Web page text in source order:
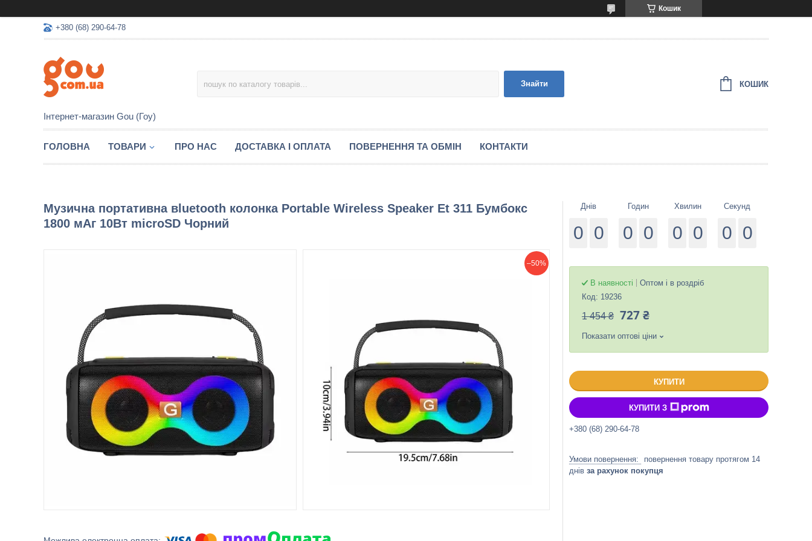
Кошик
+380 (68) 290-64-78
Інтернет-магазин Gou (Гоу)
Знайти КОШИК
ГОЛОВНА ТОВАРИ ПРО НАС ДОСТАВКА І ОПЛАТА ПОВЕРНЕННЯ ТА ОБМІН КОНТАКТИ
Музична портативна вluetooth колонка Portable Wireless Speaker Et 311 Бумбокс
1800 мАг 10Вт microSD Чорний
–50%
Днів
0 0
Годин
0 0
Хвилин
0 0
Секунд
0 0
В наявності
Оптом і в роздріб
Код: 19236
1 454 ₴ 727 ₴
Показати оптові ціни
КУПИТИ
КУПИТИ З
+380 (68) 290-64-78
повернення товару протягом 14
днів за рахунок покупця